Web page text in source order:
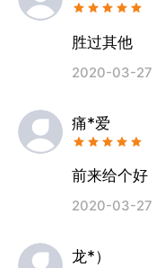
胜过其他
2020-03-27
痛*爱
前来给个好
2020-03-27
龙*）